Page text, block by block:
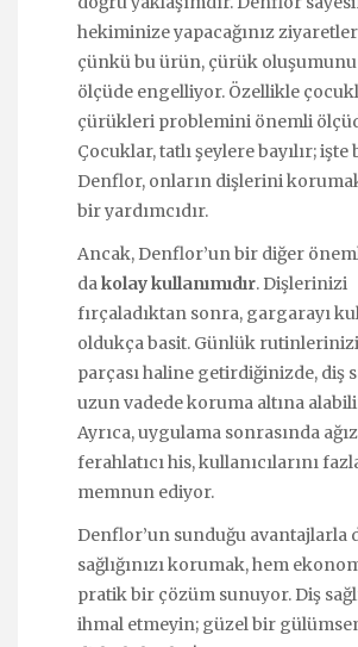
hekiminize yapacağınız
çünkü bu ürün, çürük
ölçüde engelliyor. Özellikle
çürükleri problemini önemli
Çocuklar, tatlı şeylere bayılır;
Denflor, onların dişlerini
bir yardımcıdır.
Ancak, Denflor’un bir diğer
dakolay kullanımıdır. Dişlerinizi
fırçaladıktan sonra, gargarayı
oldukça basit. Günlük
parçası haline getirdiğinizde, diş
uzun vadede koruma altına
Ayrıca, uygulama sonrasında
ferahlatıcı his, kullanıcılarını
memnun ediyor.
Denflor’un sunduğu avantajlarla
sağlığınızı korumak, hem
pratik bir çözüm sunuyor. Diş
ihmal etmeyin; güzel bir